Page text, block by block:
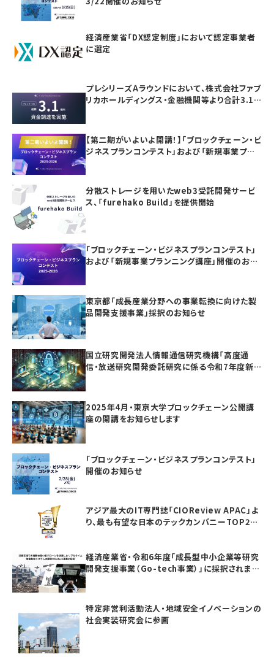
経済産業省「DX認定制度」において認定事業者
に選定
プレシリーズAラウンドにおいて、株式会社ファブ
リカホールディングス・金融機関等より合計3.1
【第二期がいよいよ開講！】「ブロックチェーン・ビ
ジネスプランコンテスト」および「新規事業プラ
分散ストレージを用いたweb3受託開発サービ
ス、「furehako Build」を提供開始
「ブロックチェーン・ビジネスプランコンテスト」
および「新規事業プランニング講座」開催のお知
東京都「成長産業分野への事業転換に向けた製
品開発支援事業」採択のお知らせ
国立研究開発法人情報通信研究機構「高度通
信・放送研究開発委託研究に係る令和7年度新
2025年4月・東京大学ブロックチェーン公開講
座の開講をお知らせします
「ブロックチェーン・ビジネスプランコンテスト」
開催のお知らせ
アジア最大のIT専門誌「CIOReview APAC」よ
り、最も有望な日本のテックカンパニーTOP20
経済産業省・令和6年度「成長型中小企業等研究
開発支援事業（Go-tech事業）」に採択されまし
特定非営利活動法人・地域安全イノベーションの
社会実装研究会に参画